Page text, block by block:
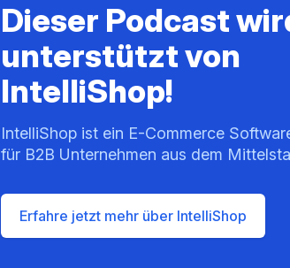
Dieser Podcast
unterstützt von
IntelliShop!
IntelliShop ist ein E-Commerce
für B2B Unternehmen aus dem
Erfahre jetzt mehr über IntelliShop